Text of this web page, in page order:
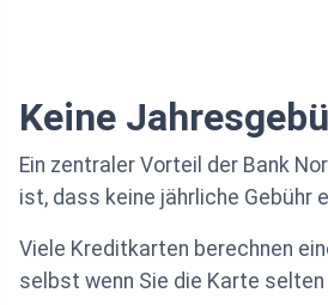
Keine
Ein zentraler Vorteil der Bank
ist, dass keine jährliche Gebühr
Viele Kreditkarten berechnen
selbst wenn Sie die Karte selten